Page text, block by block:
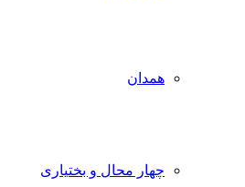
همدان
چهار محال و بختیاری